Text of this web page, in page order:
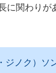
に関わり
ジノク）ソ